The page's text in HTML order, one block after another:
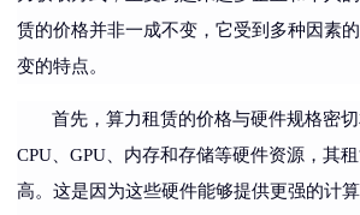
赁的价格并非一成不变，它受到多种因素
变的特点。
首先，算力租赁的价格与硬件规格密
CPU、GPU、内存和存储等硬件资源，其
高。这是因为这些硬件能够提供更强的计